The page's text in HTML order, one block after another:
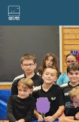
Skip to content